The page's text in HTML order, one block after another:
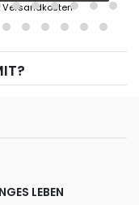
Versandkosten
LEBEN